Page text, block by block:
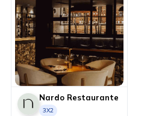
Nardo Restaurante
3X2